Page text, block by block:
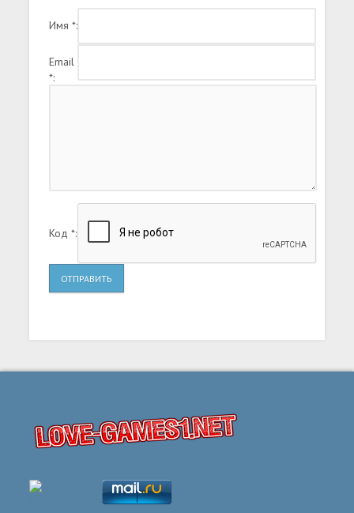
Имя *:
Email
*:
Код *:
ОТПРАВИТЬ